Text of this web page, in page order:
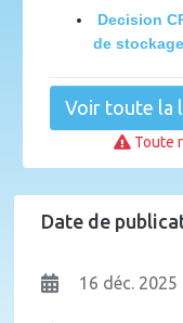
Decision
de stockage
Voir toute la
Toute
Date de
16 déc. 2025